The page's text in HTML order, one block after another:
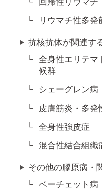
リウマチ性多発
抗核抗体が関連す
全身性エリテマ
候群
シェーグレン病
皮膚筋炎・多発
全身性強皮症
混合性結合組織
その他の膠原病・
ベーチェット病